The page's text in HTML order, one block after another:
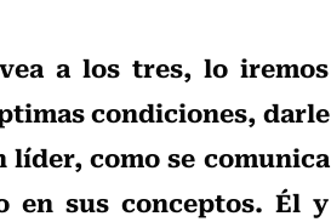
a los tres, lo iremos
condiciones, darle
líder, como se comunica
en sus conceptos. Él y